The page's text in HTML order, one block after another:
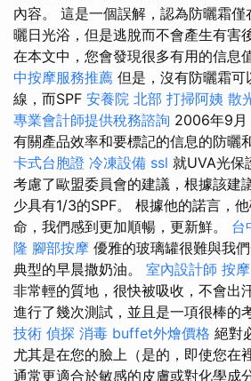
內容。 這是一個誤解，認為防曬霜
曬日光浴，但是逃脫而不會產生有害
在本文中，您會發現很多有用的信息
中按摩服務推薦 但是，沒有防曬霜
線，而SPF 安養院 北部 打掃阿姨 散
專業會計師提供稅務諮詢 2006年9月
有關產品效率和要標記的信息的防曬
卡式台胞證 冷凍設備 ssl 就UVA光保
考慮了歐盟委員會的建議，根據該建
少具有1/3的SPF。 根據他的諾言，
命，我們感到更加順暢，更新鮮。 台
隆 腳部按摩 優雅的玻璃罐很難與我
典型的早晨撒奶油。 室內設計師 按
非常輕的質地，很快被吸收，不會出
進行了幾次測試，並且是一項很棒的
技術 偵探 消毒 buffet外燴價格 絕對
尤其是在您的臉上（是的，即使您在
通常更適合於敏感的皮膚或對化學成